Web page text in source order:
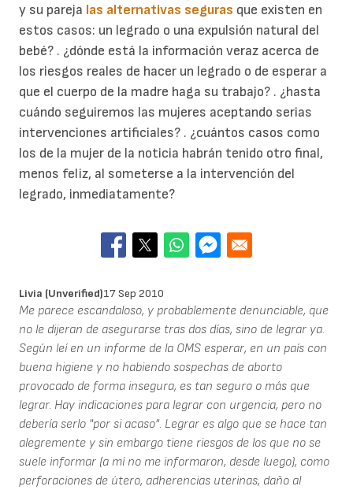
y su pareja las alternativas seguras que existen en
estos casos: un legrado o una expulsión natural del
bebé? . ¿dónde está la información veraz acerca de
los riesgos reales de hacer un legrado o de esperar a
que el cuerpo de la madre haga su trabajo? . ¿hasta
cuándo seguiremos las mujeres aceptando serias
intervenciones artificiales? . ¿cuántos casos como
los de la mujer de la noticia habrán tenido otro final,
menos feliz, al someterse a la intervención del
legrado, inmediatamente?
Livia (unverified)17 Sep 2010
Me parece escandaloso, y probablemente denunciable, que
no le dijeran de asegurarse tras dos días, sino de legrar ya.
Según leí en un informe de la OMS esperar, en un país con
buena higiene y no habiendo sospechas de aborto
provocado de forma insegura, es tan seguro o más que
legrar. Hay indicaciones para legrar con urgencia, pero no
debería serlo "por si acaso". Legrar es algo que se hace tan
alegremente y sin embargo tiene riesgos de los que no se
suele informar (a mí no me informaron, desde luego), como
perforaciones de útero, adherencias uterinas, daño al